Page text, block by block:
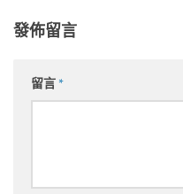
發佈留言
留言*